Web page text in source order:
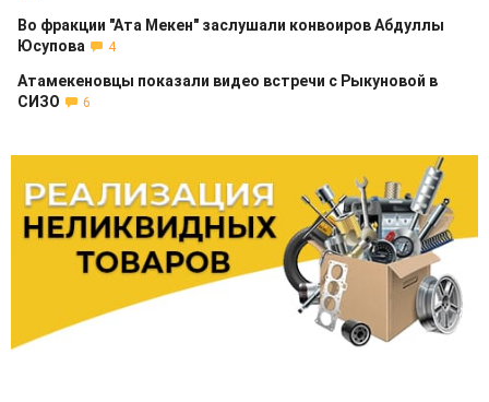
Во фракции "Ата Мекен" заслушали конвоиров Абдуллы
Юсупова
4
Атамекеновцы показали видео встречи с Рыкуновой в
СИЗО
6